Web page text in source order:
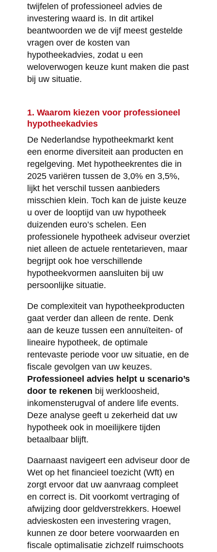
twijfelen of professioneel advies de
investering waard is. In dit artikel
beantwoorden we de vijf meest gestelde
vragen over de kosten van
hypotheekadvies, zodat u een
weloverwogen keuze kunt maken die past
bij uw situatie.
1. Waarom kiezen voor professioneel
hypotheekadvies
De Nederlandse hypotheekmarkt kent
een enorme diversiteit aan producten en
regelgeving. Met hypotheekrentes die in
2025 variëren tussen de 3,0% en 3,5%,
lijkt het verschil tussen aanbieders
misschien klein. Toch kan de juiste keuze
u over de looptijd van uw hypotheek
duizenden euro’s schelen. Een
professionele hypotheek adviseur overziet
niet alleen de actuele rentetarieven, maar
begrijpt ook hoe verschillende
hypotheekvormen aansluiten bij uw
persoonlijke situatie.
De complexiteit van hypotheekproducten
gaat verder dan alleen de rente. Denk
aan de keuze tussen een annuïteiten- of
lineaire hypotheek, de optimale
rentevaste periode voor uw situatie, en de
fiscale gevolgen van uw keuzes.
Professioneel advies helpt u scenario’s
door te rekenen bij werkloosheid,
inkomensterugval of andere life events.
Deze analyse geeft u zekerheid dat uw
hypotheek ook in moeilijkere tijden
betaalbaar blijft.
Daarnaast navigeert een adviseur door de
Wet op het financieel toezicht (Wft) en
zorgt ervoor dat uw aanvraag compleet
en correct is. Dit voorkomt vertraging of
afwijzing door geldverstrekkers. Hoewel
advieskosten een investering vragen,
kunnen ze door betere voorwaarden en
fiscale optimalisatie zichzelf ruimschoots